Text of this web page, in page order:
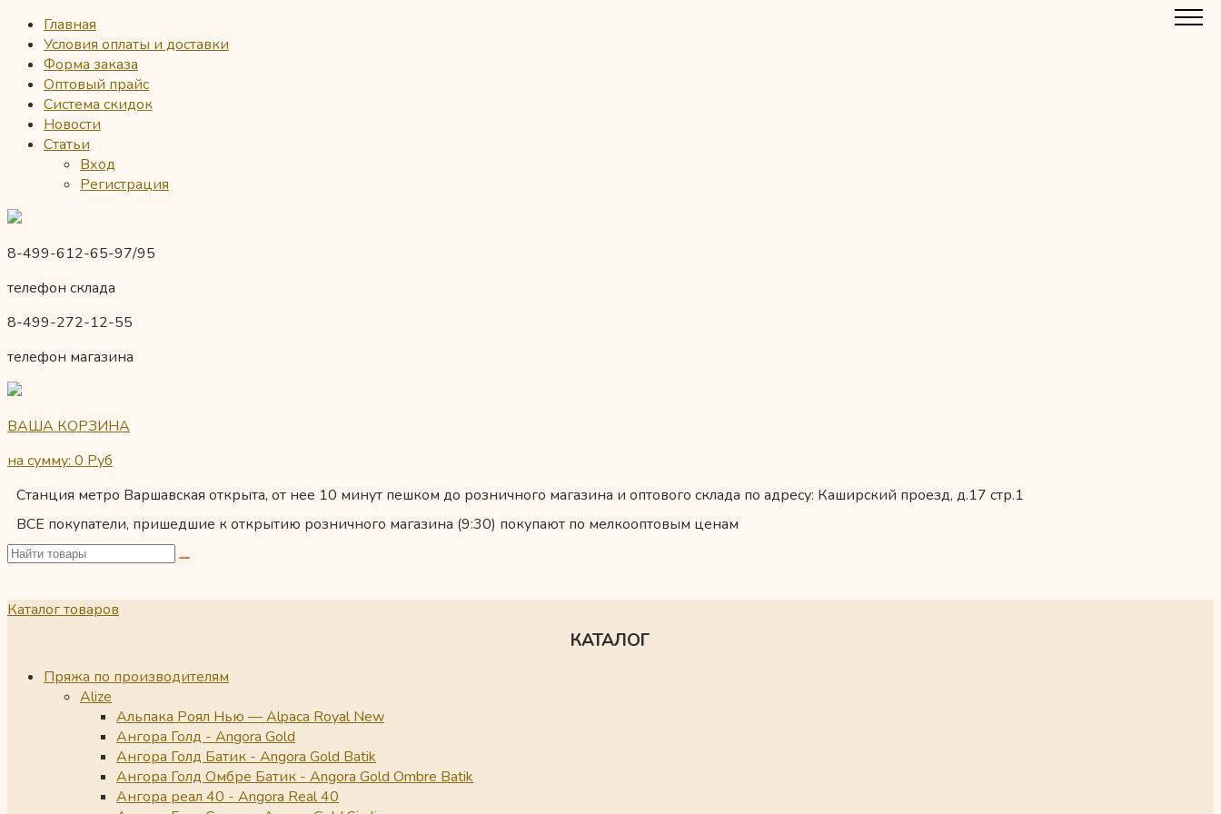
Главная
Условия оплаты и доставки
Форма заказа
Оптовый прайс
Система скидок
Новости
Статьи
Вход
Регистрация
8-499-612-65-97/95
телефон склада
8-499-272-12-55
телефон магазина
ВАША КОРЗИНА
на сумму: 0 Руб
Станция метро Варшавская открыта, от нее 10 минут пешком до розничного магазина и оптового склада по адресу: Каширский проезд, д.17 стр.1
ВСЕ покупатели, пришедшие к открытию розничного магазина (9:30) покупают по мелкооптовым ценам
Каталог товаров
КАТАЛОГ
Пряжа по производителям
Alize
Альпака Роял Нью — Alpaca Royal New
Ангора Голд - Angora Gold
Ангора Голд Батик - Angora Gold Batik
Ангора Голд Омбре Батик - Angora Gold Ombre Batik
Ангора реал 40 - Angora Real 40